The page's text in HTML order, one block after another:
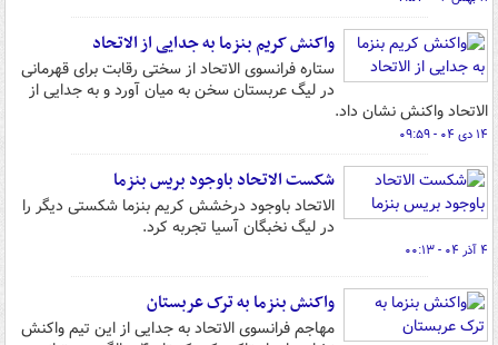
واکنش کریم بنزما به جدایی از الاتحاد
ستاره فرانسوی الاتحاد از سختی رقابت برای قهرمانی
در لیگ عربستان سخن به میان آورد و به جدایی از
الاتحاد واکنش نشان داد.
۱۴ دی ۰۴ - ۰۹:۵۹
شکست الاتحاد باوجود بریس بنزما
الاتحاد باوجود درخشش کریم بنزما شکستی دیگر را
در لیگ نخبگان آسیا تجربه کرد.
۴ آذر ۰۴ - ۰۰:۱۳
واکنش بنزما به ترک عربستان
مهاجم فرانسوی الاتحاد به جدایی از این تیم واکنش